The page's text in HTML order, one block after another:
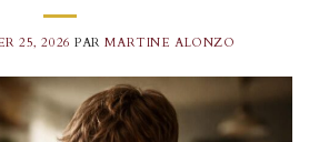
25, 2026 PARMARTINE ALONZO